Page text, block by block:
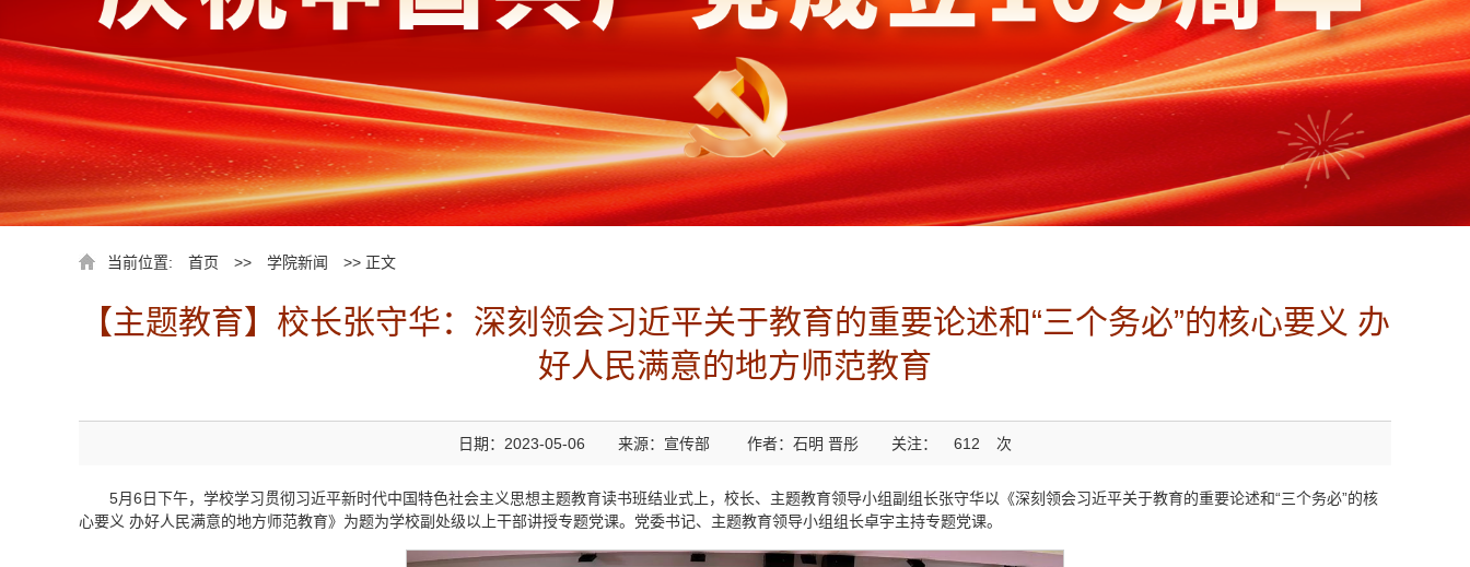
当前位置: 首页 >> 学院新闻 >> 正文
【主题教育】校长张守华：深刻领会习近平关于教育的重要论述和“三个务必”的核心要义 办
好人民满意的地方师范教育
日期：2023-05-06 来源：宣传部 作者：石明 晋彤 关注： 612 次
5月6日下午，学校学习贯彻习近平新时代中国特色社会主义思想主题教育读书班结业式上，校长、主题教育领导小组副组长张守华以《深刻领会习近平关于教育的重要论述和“三个务必”的核
心要义 办好人民满意的地方师范教育》为题为学校副处级以上干部讲授专题党课。党委书记、主题教育领导小组组长卓宇主持专题党课。